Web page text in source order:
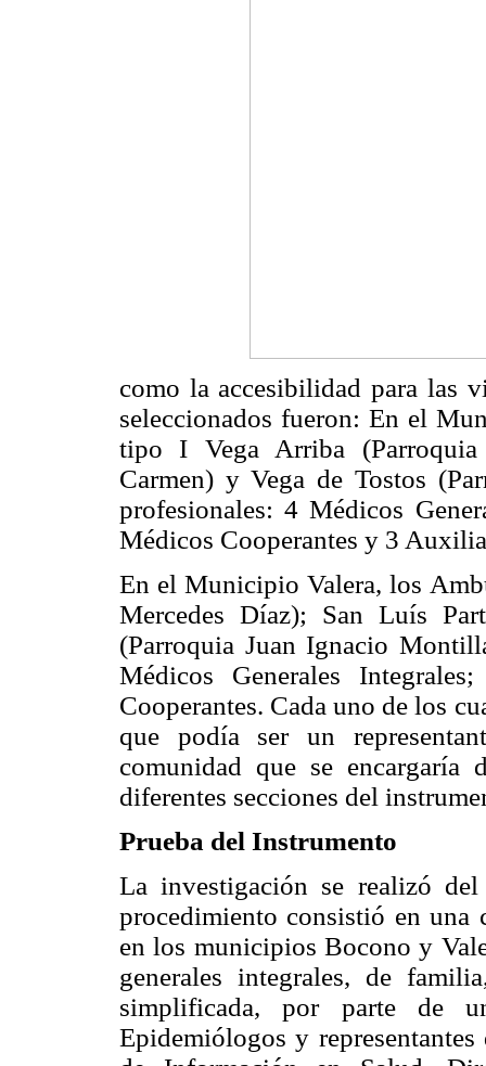
como la accesibilidad para las
seleccionados fueron: En el
tipo I Vega Arriba
Carmen) y Vega de Tostos
profesionales: 4 Médicos
Médicos Cooperantes y 3
En el Municipio Valera, los
Mercedes Díaz); San Luís
(Parroquia Juan Ignacio
Médicos Generales
Cooperantes. Cada uno de los
que podía ser un
comunidad que se
diferentes secciones del
Prueba del Instrumento
La investigación se realizó
procedimiento consistió en una
en los municipios Bocono y
generales integrales, de
simplificada, por parte de
Epidemiólogos y